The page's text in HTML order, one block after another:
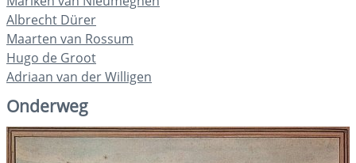
Albrecht Dürer
Maarten van Rossum
Hugo de Groot
Adriaan van der Willigen
Onderweg